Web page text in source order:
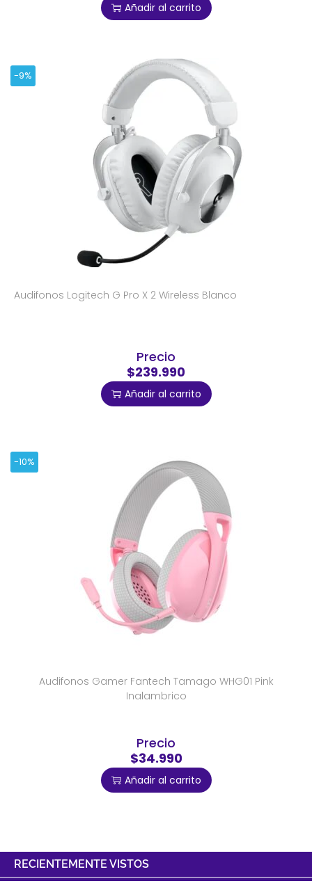
Añadir al carrito
-9%
Audifonos Logitech G Pro X 2 Wireless Blanco
Precio
$239.990
Añadir al carrito
-10%
Audifonos Gamer Fantech Tamago WHG01 Pink
Inalambrico
Precio
$34.990
Añadir al carrito
RECIENTEMENTE VISTOS